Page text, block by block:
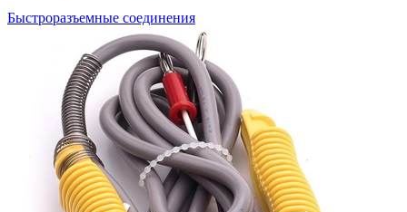
Быстроразъемные соединения